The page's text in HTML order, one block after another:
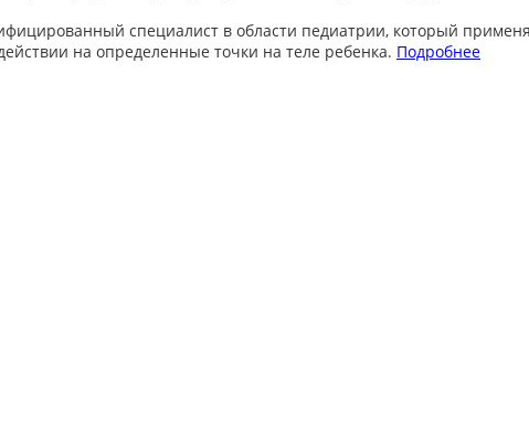
специалист в области педиатрии, который
на определенные точки на теле ребенка. Подробнее